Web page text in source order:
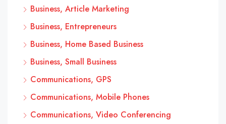
Business, Article Marketing
Business, Entrepreneurs
Business, Home Based Business
Business, Small Business
Communications, GPS
Communications, Mobile Phones
Communications, Video Conferencing